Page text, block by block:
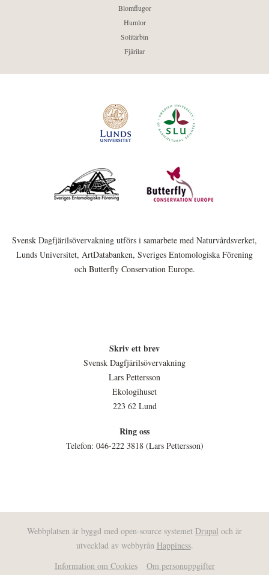
Blomflugor
Humlor
Solitärbin
Fjärilar
Svensk Dagfjärilsövervakning utförs i samarbete med Naturvårdsverket,
Lunds Universitet, ArtDatabanken, Sveriges Entomologiska Förening
och Butterfly Conservation Europe.
Skriv ett brev
Svensk Dagfjärilsövervakning
Lars Pettersson
Ekologihuset
223 62 Lund
Ring oss
Telefon: 046-222 3818 (Lars Pettersson)
Webbplatsen är byggd med open-source systemet Drupal och är
utvecklad av webbyrån Happiness.
Information om Cookies
Om personuppgifter